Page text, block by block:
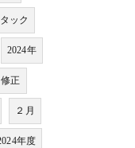
ック
2024年
正
２月
年度